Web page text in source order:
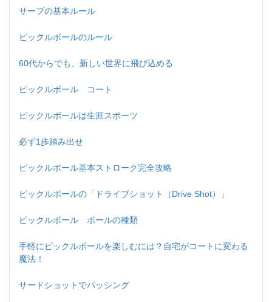
サーブの基本ルール
ピックルボールのルール
60代からでも、新しい世界に飛び込める
ピックルボール コート
ピックルボールは生涯スポーツ
必ず1歩踏み出せ
ピックルボール基本ストローク完全攻略
ピックルボールの「ドライブショット（Drive Shot）」
ピックルボール ボールの種類
手軽にピックルボールを楽しむには？自宅がコートに変わる
魔法！
サードショットでパッシング